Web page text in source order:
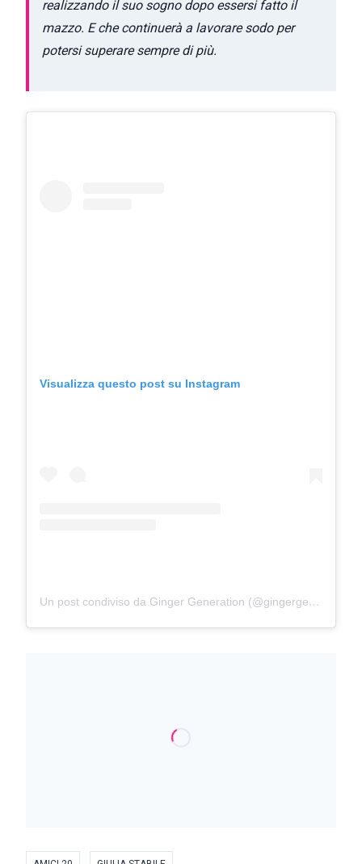
realizzando il suo sogno dopo essersi fatto il
mazzo. E che continuerà a lavorare sodo per
potersi superare sempre di più.
Visualizza questo post su Instagram
Un post condiviso da Ginger Generation (@gingergeneration)